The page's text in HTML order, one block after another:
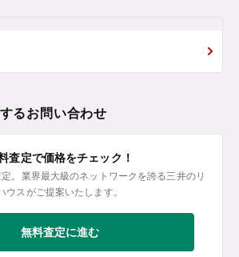
るお問い合わせ
査定で価格をチェック！
。業界最大級のネットワークを誇る三井のリ
ウスがご提案いたします。
無料査定に進む